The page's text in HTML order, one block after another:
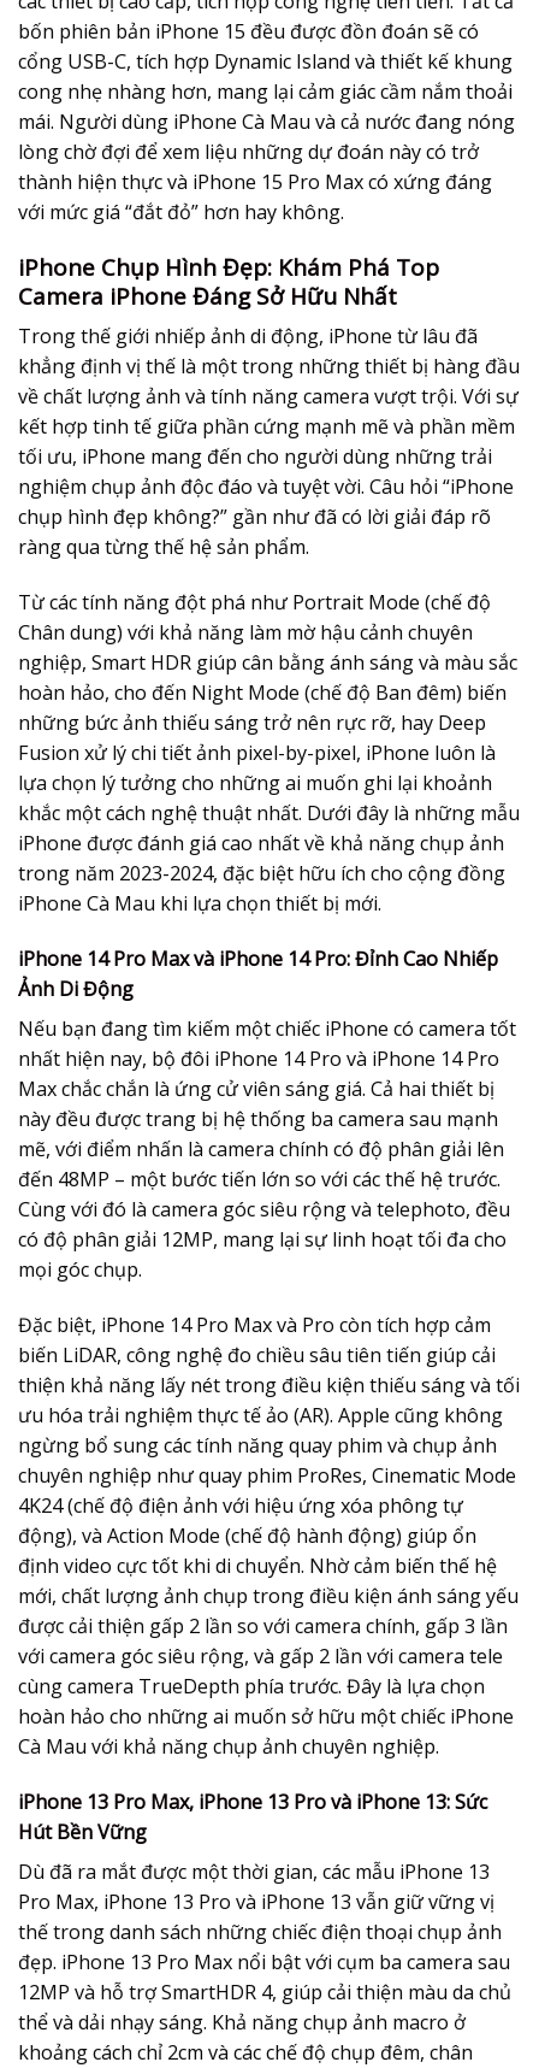
bốn phiên bản iPhone 15 đều được đồn đoán sẽ có
cổng USB-C, tích hợp Dynamic Island và thiết kế khung
cong nhẹ nhàng hơn, mang lại cảm giác cầm nắm thoải
mái. Người dùng iPhone Cà Mau và cả nước đang nóng
lòng chờ đợi để xem liệu những dự đoán này có trở
thành hiện thực và iPhone 15 Pro Max có xứng đáng
với mức giá “đắt đỏ” hơn hay không.
iPhone Chụp Hình Đẹp: Khám Phá Top
Camera iPhone Đáng Sở Hữu Nhất
Trong thế giới nhiếp ảnh di động, iPhone từ lâu đã
khẳng định vị thế là một trong những thiết bị hàng đầu
về chất lượng ảnh và tính năng camera vượt trội. Với sự
kết hợp tinh tế giữa phần cứng mạnh mẽ và phần mềm
tối ưu, iPhone mang đến cho người dùng những trải
nghiệm chụp ảnh độc đáo và tuyệt vời. Câu hỏi “iPhone
chụp hình đẹp không?” gần như đã có lời giải đáp rõ
ràng qua từng thế hệ sản phẩm.
Từ các tính năng đột phá như Portrait Mode (chế độ
Chân dung) với khả năng làm mờ hậu cảnh chuyên
nghiệp, Smart HDR giúp cân bằng ánh sáng và màu sắc
hoàn hảo, cho đến Night Mode (chế độ Ban đêm) biến
những bức ảnh thiếu sáng trở nên rực rỡ, hay Deep
Fusion xử lý chi tiết ảnh pixel-by-pixel, iPhone luôn là
lựa chọn lý tưởng cho những ai muốn ghi lại khoảnh
khắc một cách nghệ thuật nhất. Dưới đây là những mẫu
iPhone được đánh giá cao nhất về khả năng chụp ảnh
trong năm 2023-2024, đặc biệt hữu ích cho cộng đồng
iPhone Cà Mau khi lựa chọn thiết bị mới.
iPhone 14 Pro Max và iPhone 14 Pro: Đỉnh Cao Nhiếp
Ảnh Di Động
Nếu bạn đang tìm kiếm một chiếc iPhone có camera tốt
nhất hiện nay, bộ đôi iPhone 14 Pro và iPhone 14 Pro
Max chắc chắn là ứng cử viên sáng giá. Cả hai thiết bị
này đều được trang bị hệ thống ba camera sau mạnh
mẽ, với điểm nhấn là camera chính có độ phân giải lên
đến 48MP – một bước tiến lớn so với các thế hệ trước.
Cùng với đó là camera góc siêu rộng và telephoto, đều
có độ phân giải 12MP, mang lại sự linh hoạt tối đa cho
mọi góc chụp.
Đặc biệt, iPhone 14 Pro Max và Pro còn tích hợp cảm
biến LiDAR, công nghệ đo chiều sâu tiên tiến giúp cải
thiện khả năng lấy nét trong điều kiện thiếu sáng và tối
ưu hóa trải nghiệm thực tế ảo (AR). Apple cũng không
ngừng bổ sung các tính năng quay phim và chụp ảnh
chuyên nghiệp như quay phim ProRes, Cinematic Mode
4K24 (chế độ điện ảnh với hiệu ứng xóa phông tự
động), và Action Mode (chế độ hành động) giúp ổn
định video cực tốt khi di chuyển. Nhờ cảm biến thế hệ
mới, chất lượng ảnh chụp trong điều kiện ánh sáng yếu
được cải thiện gấp 2 lần so với camera chính, gấp 3 lần
với camera góc siêu rộng, và gấp 2 lần với camera tele
cùng camera TrueDepth phía trước. Đây là lựa chọn
hoàn hảo cho những ai muốn sở hữu một chiếc iPhone
Cà Mau với khả năng chụp ảnh chuyên nghiệp.
iPhone 13 Pro Max, iPhone 13 Pro và iPhone 13: Sức
Hút Bền Vững
Dù đã ra mắt được một thời gian, các mẫu iPhone 13
Pro Max, iPhone 13 Pro và iPhone 13 vẫn giữ vững vị
thế trong danh sách những chiếc điện thoại chụp ảnh
đẹp. iPhone 13 Pro Max nổi bật với cụm ba camera sau
12MP và hỗ trợ SmartHDR 4, giúp cải thiện màu da chủ
thể và dải nhạy sáng. Khả năng chụp ảnh macro ở
khoảng cách chỉ 2cm và các chế độ chụp đêm, chân